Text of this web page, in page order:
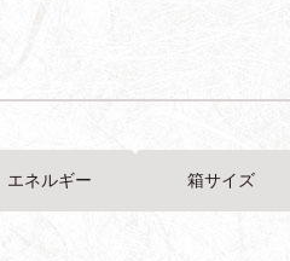
エネルギー 箱サイズ